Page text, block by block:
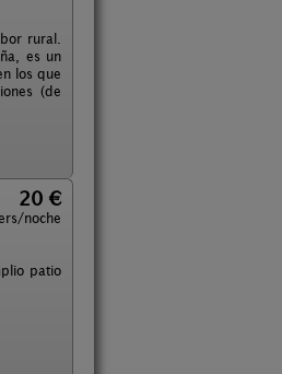
rural.
es un
los que
(de
20 €
noche
patio